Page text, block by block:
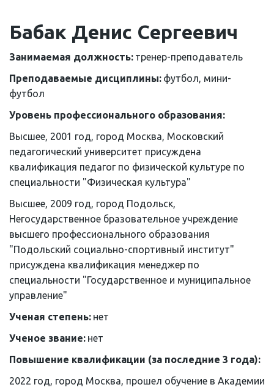
Бабак Денис Сергеевич
Занимаемая должность: тренер-преподаватель
Преподаваемые дисциплины: футбол, мини-
футбол
Уровень профессионального образования:
Высшее, 2001 год, город Москва, Московский
педагогический университет присуждена
квалификация педагог по физической культуре по
специальности "Физическая культура"
Высшее, 2009 год, город Подольск,
Негосударственное бразовательное учреждение
высшего профессионального образования
"Подольский социально-спортивный институт"
присуждена квалификация менеджер по
специальности "Государственное и муниципальное
управление"
Ученая степень: нет
Ученое звание: нет
Повышение квалификации (за последние 3 года):
2022 год, город Москва, прошел обучение в Академии